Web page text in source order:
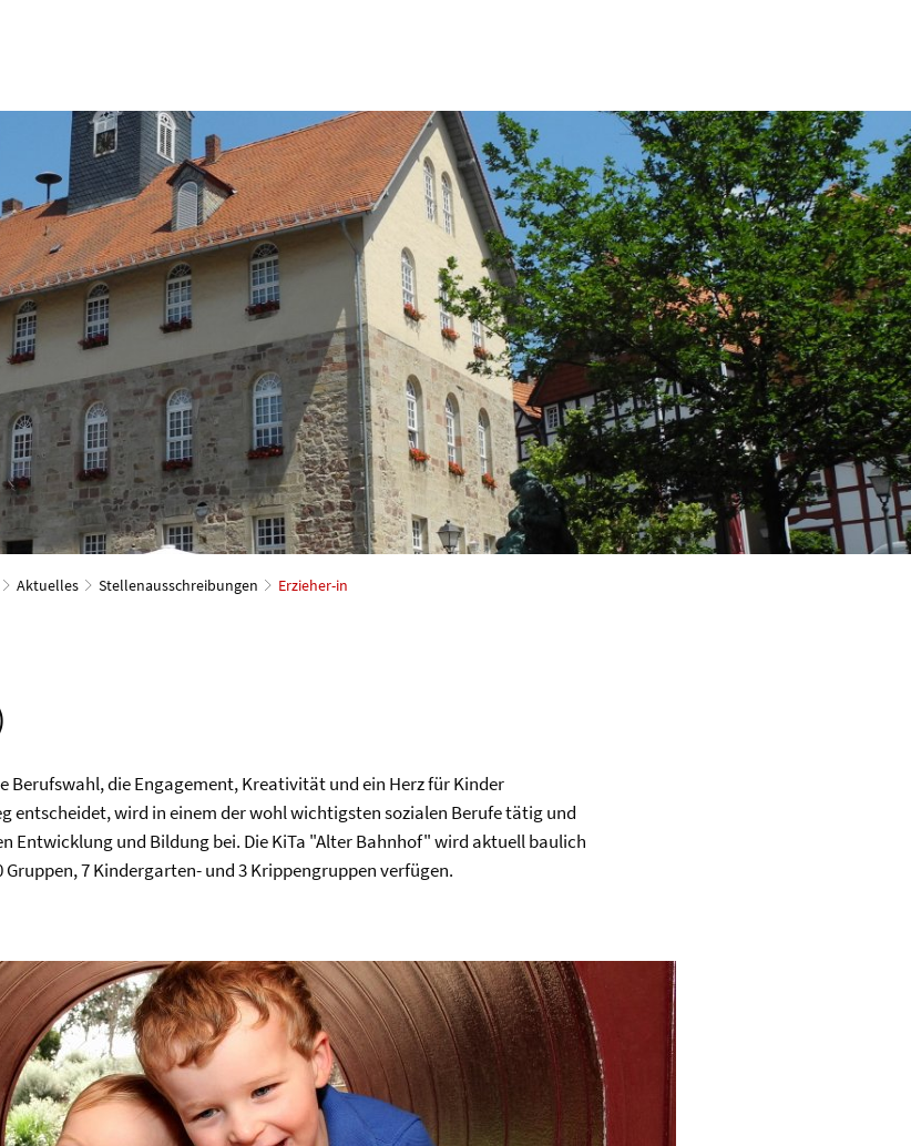
Aktuelles Stellenausschreibungen Erzieher-in
Berufswahl, die Engagement, Kreativität und ein Herz für Kinder
entscheidet, wird in einem der wohl wichtigsten sozialen Berufe tätig und
Entwicklung und Bildung bei. Die KiTa "Alter Bahnhof" wird aktuell baulich
7 Kindergarten- und 3 Krippengruppen verfügen.